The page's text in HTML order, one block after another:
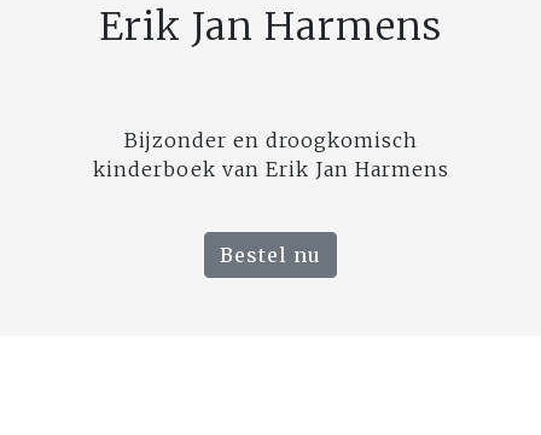
Erik Jan Harmens
Bijzonder en droogkomisch
kinderboek van Erik Jan Harmens
Bestel nu